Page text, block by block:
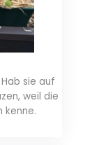
sie auf
weil die
kenne.